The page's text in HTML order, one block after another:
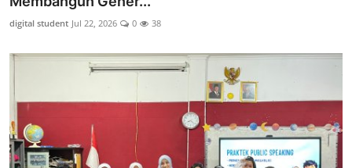
Lainnya
digital student Jul 22, 2026 0 38